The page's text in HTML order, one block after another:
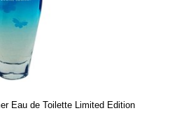
Eau de Toilette Limited Edition